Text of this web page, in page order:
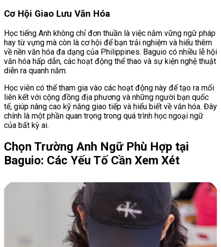
Cơ Hội Giao Lưu Văn Hóa
Học tiếng Anh không chỉ đơn thuần là việc nắm vững ngữ pháp
hay từ vựng mà còn là cơ hội để bạn trải nghiệm và hiểu thêm
về nền văn hóa đa dạng của Philippines. Baguio có nhiều lễ hội
văn hóa hấp dẫn, các hoạt động thể thao và sự kiện nghệ thuật
diễn ra quanh năm.
Học viên có thể tham gia vào các hoạt động này để tạo ra mối
liên kết với cộng đồng địa phương và những người bạn quốc
tế, giúp nâng cao kỹ năng giao tiếp và hiểu biết về văn hóa. Đây
chính là một phần quan trọng trong quá trình học ngoại ngữ
của bất kỳ ai.
Chọn Trường Anh Ngữ Phù Hợp tại
Baguio: Các Yếu Tố Cần Xem Xét